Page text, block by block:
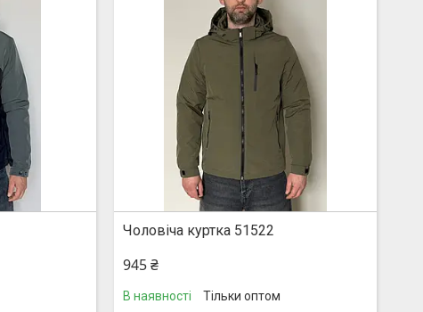
Чоловіча куртка 51522
945 ₴
В наявності
Тільки оптом